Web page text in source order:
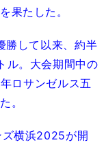
果たした。
して以来、約半
ル。大会期間中の
ロサンゼルス五
。
横浜2025が開